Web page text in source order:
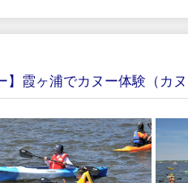
】霞ヶ浦でカヌー体験（カヌ